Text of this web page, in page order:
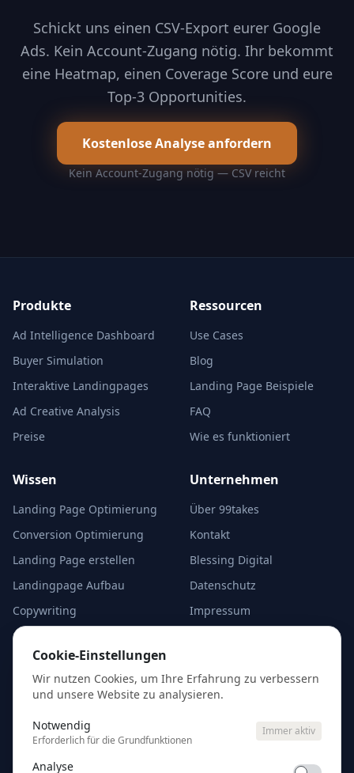
Schickt uns einen CSV-Export eurer Google
Ads. Kein Account-Zugang nötig. Ihr bekommt
eine Heatmap, einen Coverage Score und eure
Top-3 Opportunities.
Kostenlose Analyse anfordern
Kein Account-Zugang nötig — CSV reicht
Produkte
Ad Intelligence Dashboard
Buyer Simulation
Interaktive Landingpages
Ad Creative Analysis
Preise
Ressourcen
Use Cases
Blog
Landing Page Beispiele
FAQ
Wie es funktioniert
Wissen
Landing Page Optimierung
Conversion Optimierung
Landing Page erstellen
Landingpage Aufbau
Copywriting
A/B-Test Alternativen
Unternehmen
Über 99takes
Kontakt
Blessing Digital
Datenschutz
Impressum
Analyse starten
eurer Google Ads — kein
Account-Zugang nötig.
Cookie-Einstellungen
Wir nutzen Cookies, um Ihre Erfahrung zu verbessern
und unsere Website zu analysieren.
Notwendig
Erforderlich für die Grundfunktionen
Immer aktiv
Analyse